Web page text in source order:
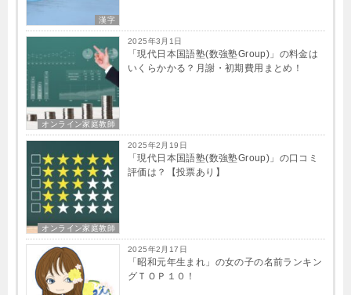
漢字
オンライン家庭教師
2025年3月1日
「現代日本国語塾(数強塾​Group)」の料金は
いくらかかる？月謝・初期費用まとめ！
オンライン家庭教師
2025年2月19日
「現代日本国語塾(数強塾​Group)」の口コミ
評価は？【投票あり】
2025年2月17日
「昭和元年生まれ」の女の子の名前ランキン
グＴＯＰ１０！